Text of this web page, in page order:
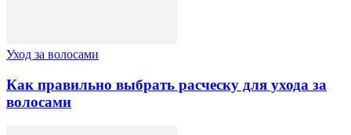
Уход за волосами
Как правильно выбрать расческу для ухода за
волосами